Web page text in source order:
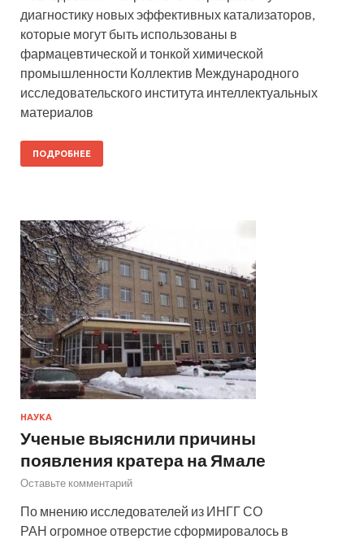
диагностику новых эффективных катализаторов,
которые могут быть использованы в
фармацевтической и тонкой химической
промышленности Коллектив Международного
исследовательского института интеллектуальных
материалов
ПОДРОБНЕЕ
НАУКА
Ученые выяснили причины
появления кратера на Ямале
Оставьте комментарий
По мнению исследователей из ИНГГ СО
РАН огромное отверстие сформировалось в